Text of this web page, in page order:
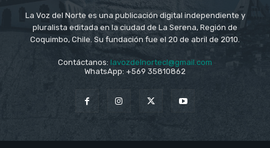
La Voz del Norte es una publicación digital independiente y
pluralista editada en la ciudad de La Serena, Región de
Coquimbo, Chile. Su fundación fue el 20 de abril de 2010.
Contáctanos: lavozdelnortecl@gmail.com
WhatsApp: +569 35810862